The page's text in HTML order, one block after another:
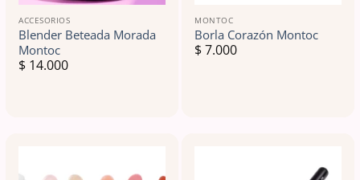
ACCESORIOS
Blender Beteada Morada
Montoc
$ 14.000
MONTOC
Borla Corazón Montoc
$7.000